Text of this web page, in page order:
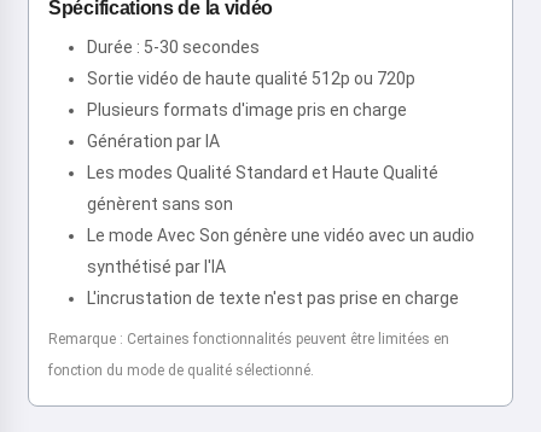
Spécifications de la vidéo
Durée : 5-30 secondes
Sortie vidéo de haute qualité 512p ou 720p
Plusieurs formats d'image pris en charge
Génération par IA
Les modes Qualité Standard et Haute Qualité
génèrent sans son
Le mode Avec Son génère une vidéo avec un audio
synthétisé par l'IA
L'incrustation de texte n'est pas prise en charge
Remarque : Certaines fonctionnalités peuvent être limitées en
fonction du mode de qualité sélectionné.